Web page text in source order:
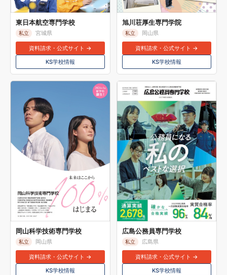
東日本航空専門学校
私立 宮城県
資料請求・公式サイト →
KS学校情報
旭川荘厚生専門学院
私立 岡山県
資料請求・公式サイト →
KS学校情報
岡山科学技術専門学校
私立 岡山県
資料請求・公式サイト →
KS学校情報
広島公務員専門学校
私立 広島県
資料請求・公式サイト →
KS学校情報